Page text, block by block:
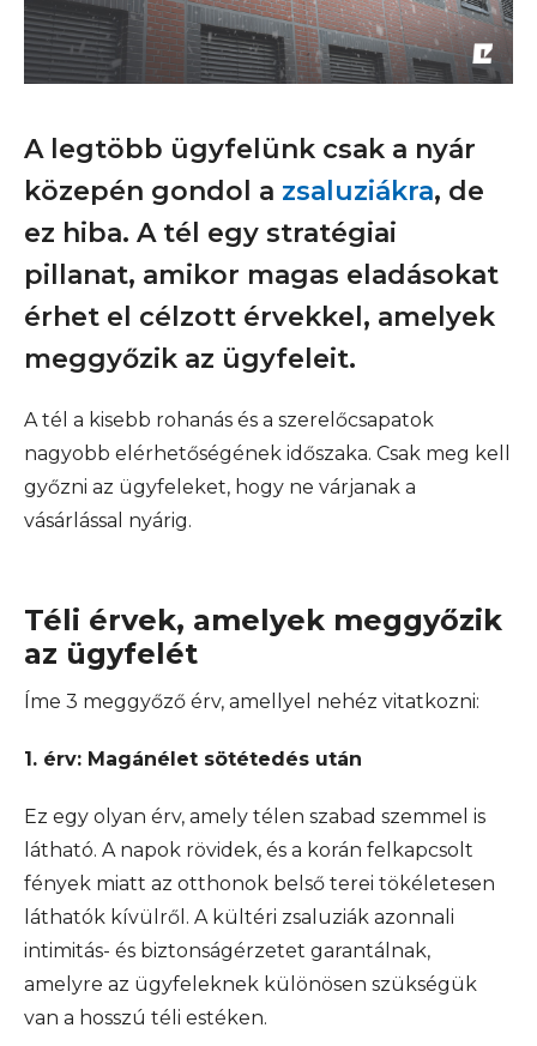
A legtöbb ügyfelünk csak a nyár
közepén gondol a zsaluziákra, de
ez hiba. A tél egy stratégiai
pillanat, amikor magas eladásokat
érhet el célzott érvekkel, amelyek
meggyőzik az ügyfeleit.
A tél a kisebb rohanás és a szerelőcsapatok
nagyobb elérhetőségének időszaka. Csak meg kell
győzni az ügyfeleket, hogy ne várjanak a
vásárlással nyárig.
Téli érvek, amelyek meggyőzik
az ügyfelét
Íme 3 meggyőző érv, amellyel nehéz vitatkozni:
1. érv: Magánélet sötétedés után
Ez egy olyan érv, amely télen szabad szemmel is
látható. A napok rövidek, és a korán felkapcsolt
fények miatt az otthonok belső terei tökéletesen
láthatók kívülről. A kültéri zsaluziák azonnali
intimitás- és biztonságérzetet garantálnak,
amelyre az ügyfeleknek különösen szükségük
van a hosszú téli estéken.